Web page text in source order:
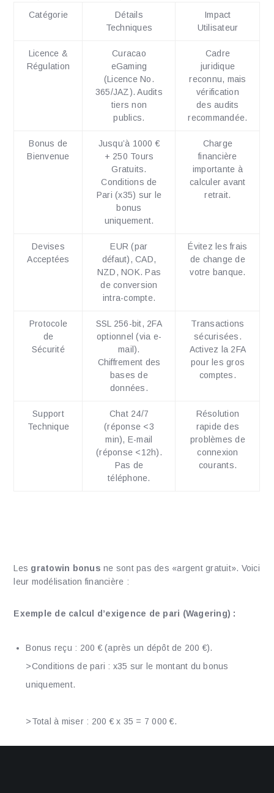
Catégorie
Détails
Techniques
Impact
Utilisateur
Licence &
Régulation
Curacao
eGaming
(Licence No.
365/JAZ). Audits
tiers non
publics.
Cadre
juridique
reconnu, mais
vérification
des audits
recommandée.
Bonus de
Bienvenue
Jusqu’à 1000 €
+ 250 Tours
Gratuits.
Conditions de
Pari (x35) sur le
bonus
uniquement.
Charge
financière
importante à
calculer avant
retrait.
Devises
Acceptées
EUR (par
défaut), CAD,
NZD, NOK. Pas
de conversion
intra-compte.
Évitez les frais
de change de
votre banque.
Protocole
de
Sécurité
SSL 256-bit, 2FA
optionnel (via e-
mail).
Chiffrement des
bases de
données.
Transactions
sécurisées.
Activez la 2FA
pour les gros
comptes.
Support
Technique
Chat 24/7
(réponse <3
min), E-mail
(réponse <12h).
Pas de
téléphone.
Résolution
rapide des
problèmes de
connexion
courants.
Les gratowin bonus ne sont pas des «argent gratuit». Voici
leur modélisation financière :
Exemple de calcul d’exigence de pari (Wagering) :
Bonus reçu : 200 € (après un dépôt de 200 €).
>Conditions de pari : x35 sur le montant du bonus
uniquement.
>Total à miser : 200 € x 35 = 7 000 €.